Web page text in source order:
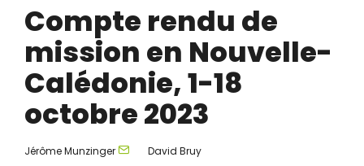
Compte rendu de
mission en Nouvelle-
Calédonie, 1-18
octobre 2023
Jérôme Munzinger
David Bruy